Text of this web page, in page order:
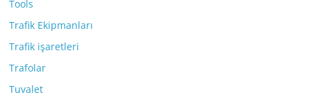
Tools
Trafik Ekipmanları
Trafik işaretleri
Trafolar
Tuvalet